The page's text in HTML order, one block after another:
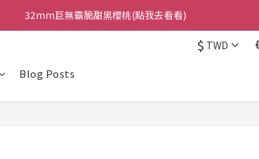
日本巨無霸水蜜桃鮮甜多汁!(點我去看看)
台灣梨之最｜甘露梨 (點我去看看)
$ TWD
Blog Posts